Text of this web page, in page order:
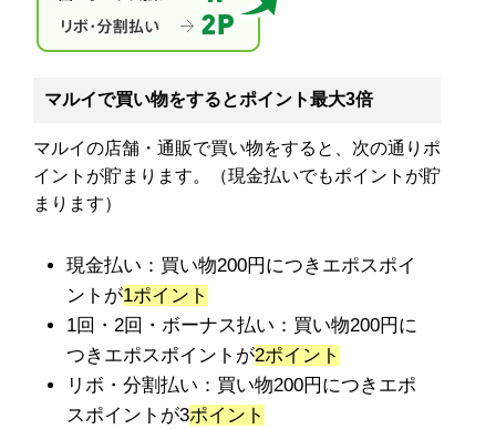
マルイで買い物をするとポイント最大3倍
マルイの店舗・通販で買い物をすると、次の通りポ
イントが貯まります。（現金払いでもポイントが貯
まります）
現金払い：買い物200円につきエポスポイ
ントが1ポイント
1回・2回・ボーナス払い：買い物200円に
つきエポスポイントが2ポイント
リボ・分割払い：買い物200円につきエポ
スポイントが3ポイント